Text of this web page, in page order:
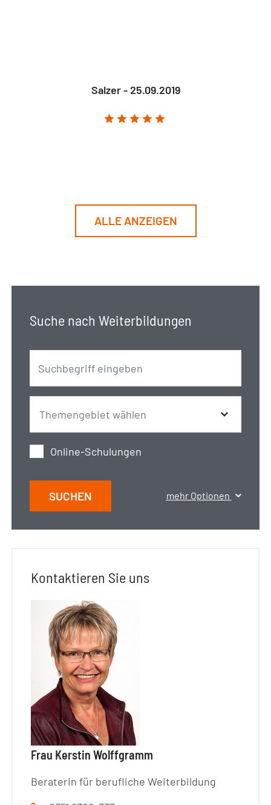
Salzer - 25.09.2019
ALLE ANZEIGEN
Suche nach Weiterbildungen
Online-Schulungen
SUCHEN mehr Optionen
Kontaktieren Sie uns
Frau Kerstin Wolffgramm
Beraterin für berufliche Weiterbildung